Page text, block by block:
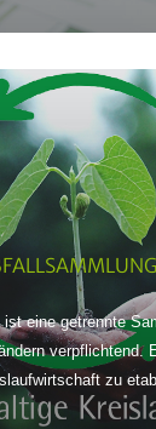
eine getrennte
verpflichtend.
zu